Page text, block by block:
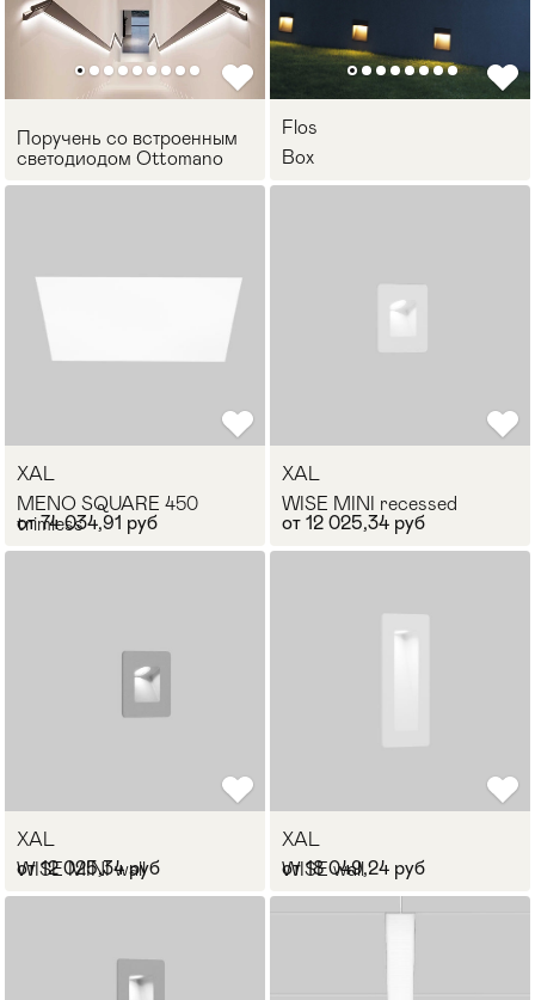
Мягкая мебель
Столы >
Стулья >
Мебель
Поручень со встроенным
светодиодом Ottomano
Flos
Box
XAL
MENO SQUARE 450
trimless
от 74 034,91 руб
XAL
WISE MINI recessed
от 12 025,34 руб
XAL
WISE MINI wall
от 12 025,34 руб
XAL
WISE wall
от 18 049,24 руб